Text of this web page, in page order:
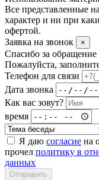
Все представленные
характер и ни при
офертой.
Заявка на звонок
×
Спасибо за
Пожалуйста,
Телефон для связи
Дата звонка
Как вас зовут?
время
Я даю согласие на
прочел политику в
данных
Отправить